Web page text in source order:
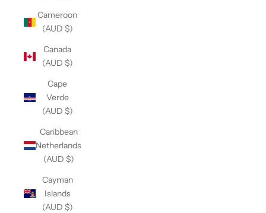
Cameroon
(AUD $)
Canada
(AUD $)
Cape
Verde
(AUD $)
Caribbean
Netherlands
(AUD $)
Cayman
Islands
(AUD $)